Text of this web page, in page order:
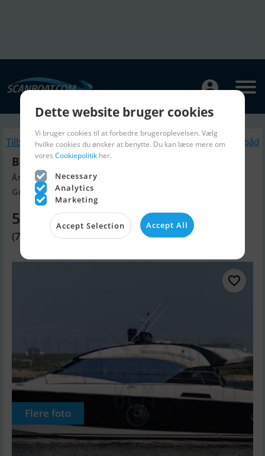
Tilbage Lignende Motorbåd
Beneteau Monte Carlo 6S
Årgang 2017, Motorbåd til salg
Göteborg, Sverige
5.964.630 DKK
(799.000 EUR)
Flere foto
Dette website bruger cookies
Vi bruger cookies til at forbedre brugeroplevelsen. Vælg
hvilke cookies du ønsker at benytte. Du kan læse mere om
vores Cookiepolitik her.
Necessary
Analytics
Marketing
Accept Selection Accept All